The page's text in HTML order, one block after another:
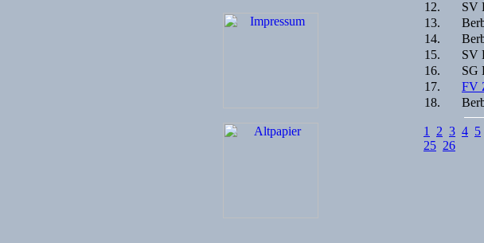
12.
SV
13.
14.
15.
SV
16.
SG
17.
FV
18.
1 2 3 4 5
25 26